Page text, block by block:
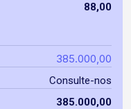
88,00
385.000,00
Consulte-nos
385.000,00